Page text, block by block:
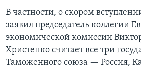
В частности, о скором
заявил председатель коллегии
экономической комиссии
Христенко считает все три
Таможенного союза — Россия,